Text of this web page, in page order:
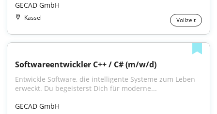
GECAD GmbH
Kassel Vollzeit
Softwareentwickler C++ / C# (m/w/d)
Entwickle Software, die intelligente Systeme zum Leben
erweckt. Du begeisterst Dich für moderne...
GECAD GmbH